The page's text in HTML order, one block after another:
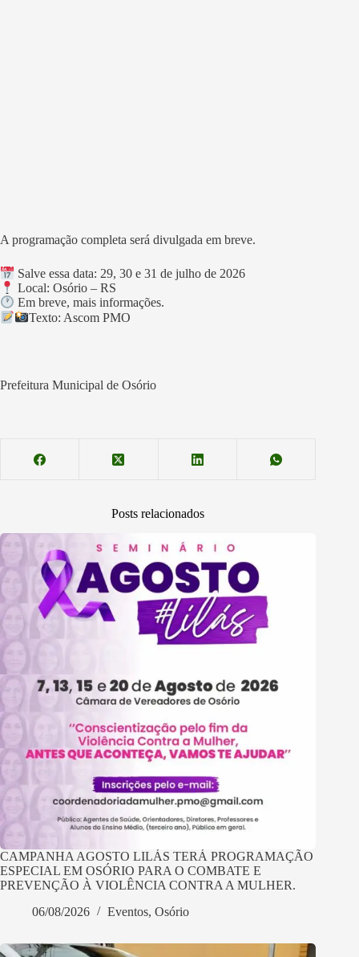
A programação completa será divulgada em breve.
Salve essa data: 29, 30 e 31 de julho de 2026
Local: Osório – RS
Em breve, mais informações.
Texto: Ascom PMO
Prefeitura Municipal de Osório
Posts relacionados
CAMPANHA AGOSTO LILÁS TERÁ PROGRAMAÇÃO
ESPECIAL EM OSÓRIO PARA O COMBATE E
PREVENÇÃO À VIOLÊNCIA CONTRA A MULHER.
06/08/2026
Eventos, Osório